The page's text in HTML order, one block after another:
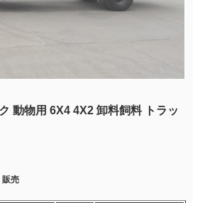
動物用 6X4 4X2 卸料飼料 トラッ
販売